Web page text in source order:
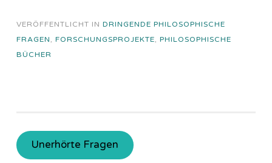
VERÖFFENTLICHT IN DRINGENDE PHILOSOPHISCHE
FRAGEN, FORSCHUNGSPROJEKTE, PHILOSOPHISCHE
BÜCHER
Unerhörte Fragen